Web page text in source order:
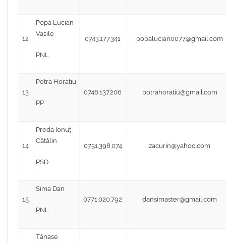
12
Popa Lucian
Vasile
PNL
0743.177.341 popalucian0077@gmail.com
13
Potra Horațiu
PP
0746.137.206 potrahoratiu@gmail.com
14
Preda Ionuț
Cătălin
PSD
0751.398.074 zacurin@yahoo.com
15
Sima Dan
PNL
0771.020.792 dansimaster@gmail.com
Tănase